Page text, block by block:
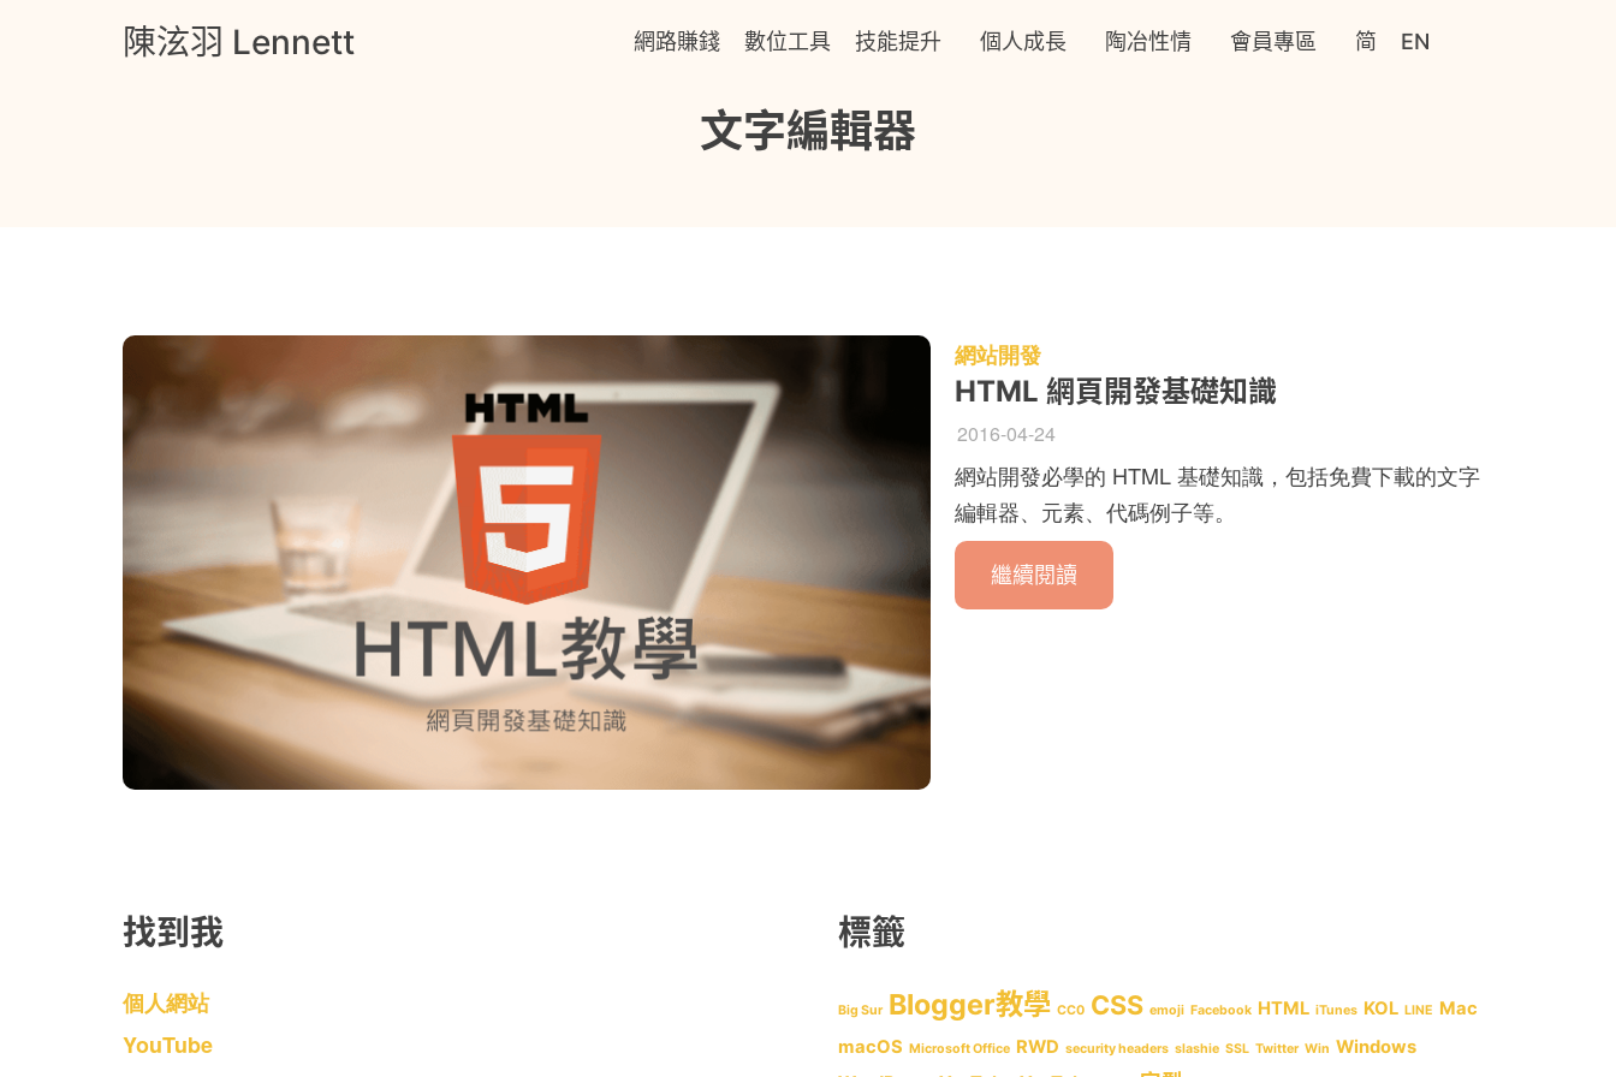
陳泫羽 Lennett 網路賺錢 數位工具 技能提升 個人成長 陶冶性情 會員專區 简 EN
文字編輯器
網站開發
HTML 網頁開發基礎知識
2016-04-24
網站開發必學的 HTML 基礎知識，包括免費下載的文字
編輯器、元素、代碼例子等。
繼續閱讀
找到我
個人網站
YouTube
標籤
Big Sur Blogger教學 CC0 CSS emoji Facebook HTML iTunes KOL LINE Mac
macOS Microsoft Office RWD security headers slashie SSL Twitter Win Windows